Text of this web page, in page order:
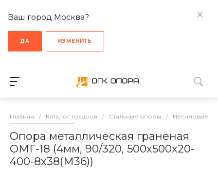
Ваш город Москва?
ДА ИЗМЕНИТЬ
Главная / Каталог товаров / Стальные опоры / Несиловые
Опора металлическая граненая
ОМГ-18 (4мм, 90/320, 500х500х20-
400-8х38(М36))